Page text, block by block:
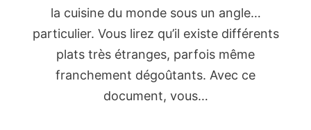
la cuisine du monde sous un angle…
particulier. Vous lirez qu’il existe différents
plats très étranges, parfois même
franchement dégoûtants. Avec ce
document, vous…